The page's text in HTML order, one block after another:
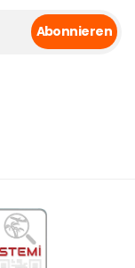
Abonnieren